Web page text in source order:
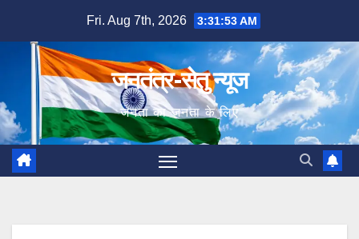
content
Fri. Aug 7th, 2026 3:31:54 AM
जनतंत्र-सेतु न्यूज
जनता का जनता के लिए